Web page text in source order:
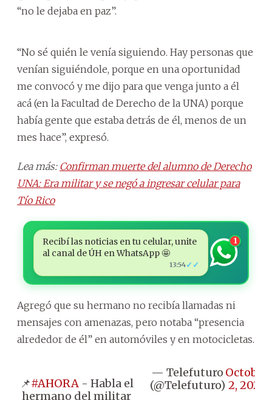
“no le dejaba en paz”.
“No sé quién le venía siguiendo. Hay personas que
venían siguiéndole, porque en una oportunidad
me convocó y me dijo para que venga junto a él
acá (en la Facultad de Derecho de la UNA) porque
había gente que estaba detrás de él, menos de un
mes hace”, expresó.
Lea más: Confirman muerte del alumno de Derecho
UNA: Era militar y se negó a ingresar celular para
Tío Rico
Recibí las noticias en tu celular, unite
al canal de ÚH en WhatsApp 🤩
13:54✓✓
1
Agregó que su hermano no recibía llamadas ni
mensajes con amenazas, pero notaba “presencia
alrededor de él” en automóviles y en motocicletas.
📌#AHORA- Habla el
hermano del militar
— Telefuturo
(@Telefuturo)
October
2, 2025